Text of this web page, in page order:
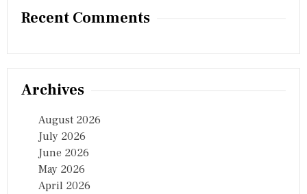
Recent Comments
Archives
August 2026
July 2026
June 2026
May 2026
April 2026